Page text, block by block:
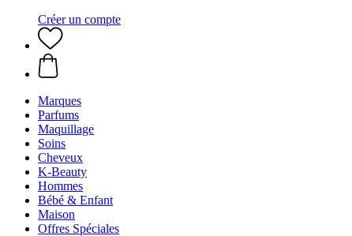
Créer un compte
Marques
Parfums
Maquillage
Soins
Cheveux
K-Beauty
Hommes
Bébé & Enfant
Maison
Offres Spéciales